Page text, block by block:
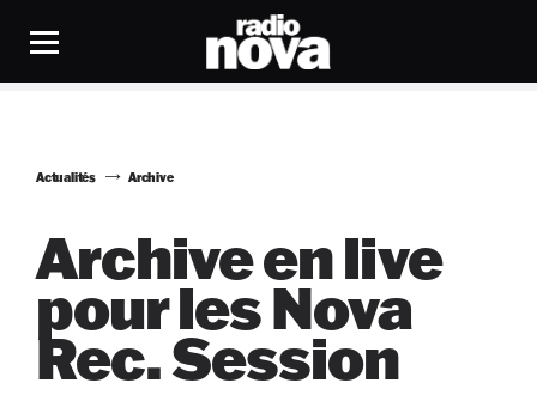
Actualités Archive
Archive en live
pour les Nova
Rec. Session